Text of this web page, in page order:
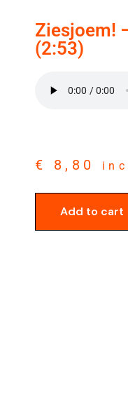
Ziesjoem!
(2:53)
€ 8,80
Add to cart